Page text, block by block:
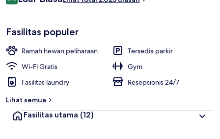
8,6 dari 10
Fasilitas populer
Ramah hewan peliharaan
Tersedia parkir
Wi-Fi Gratis
Gym
Fasilitas laundry
Resepsionis 24/7
Lihat semua
Fasilitas utama (12)